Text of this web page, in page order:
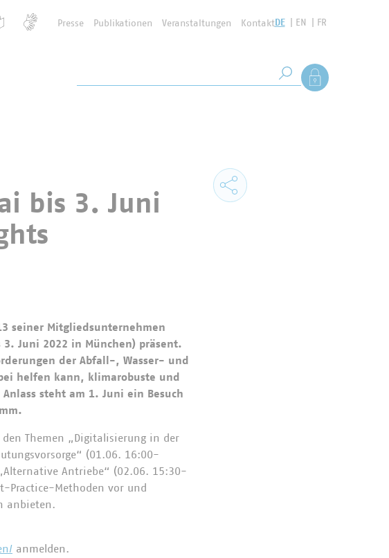
Presse Publikationen Veranstaltungen KontaktDE EN FR
Suche starten
Als Mitglied
bis 3. Juni
seiner Mitgliedsunternehmen
Juni 2022 in München) präsent.
der Abfall-, Wasser- und
helfen kann, klimarobuste und
steht am 1. Juni ein Besuch
Themen „Digitalisierung in der
(01.06. 16:00-
Antriebe“ (02.06. 15:30-
Practice-Methoden vor und
anbieten.
anmelden.